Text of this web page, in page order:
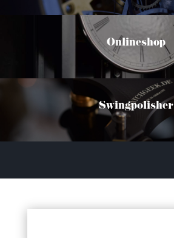
Onlineshop
Swingpolisher